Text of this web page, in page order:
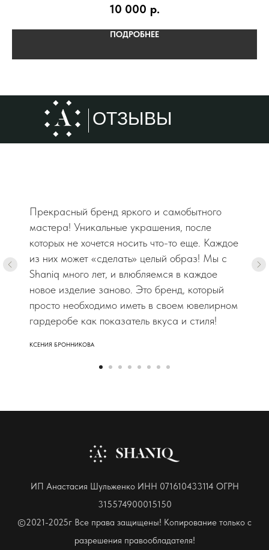
10 000 р.
ПОДРОБНЕЕ
ОТЗЫВЫ
Прекрасный бренд яркого и самобытного
мастера! Уникальные украшения, после
которых не хочется носить что-то еще. Каждое
из них может «сделать» целый образ! Мы с
Shaniq много лет, и влюбляемся в каждое
новое изделие заново. Это бренд, который
просто необходимо иметь в своем ювелирном
гардеробе как показатель вкуса и стиля!
КСЕНИЯ БРОННИКОВА
ИП Анастасия Шульженко ИНН 071610433114 ОГРН
315574900015150
©2021-2025г Все права защищены! Копирование только с
разрешения правообладателя!